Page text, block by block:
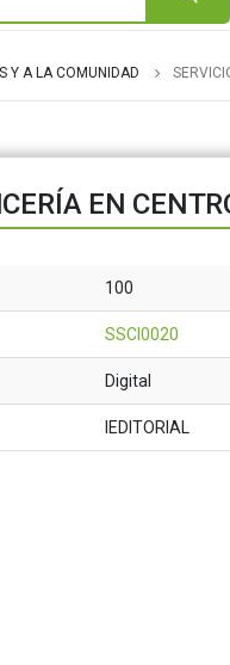
Y A LA COMUNIDAD
EN
100
SSCI0020
Digital
IEDITORIAL